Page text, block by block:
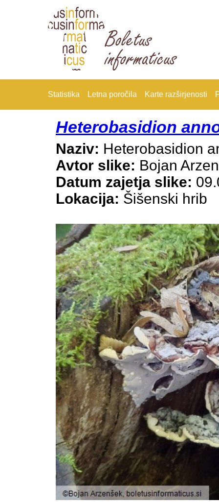
Statistika Letna poročila Karte razširjenosti
Heterobasidion
Naziv: Heterobasidion
Avtor slike: Bojan
Datum zajetja slike:
Lokacija: Šišenski hrib